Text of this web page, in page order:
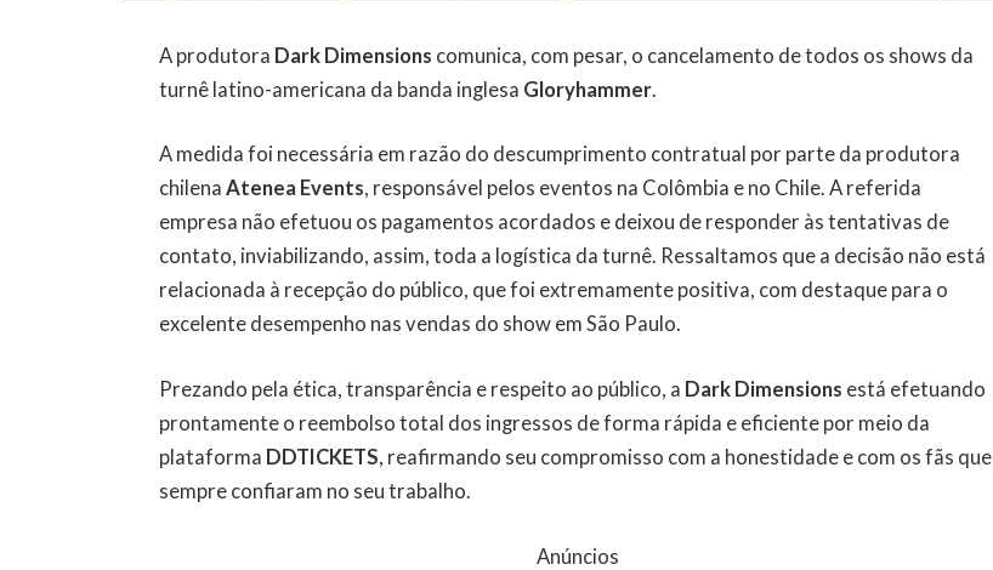
A produtora Dark Dimensions comunica, com pesar, o cancelamento de todos os shows da
turnê latino-americana da banda inglesa Gloryhammer.
A medida foi necessária em razão do descumprimento contratual por parte da produtora
chilenaAtenea Events, responsável pelos eventos na Colômbia e no Chile. A referida
empresa não efetuou os pagamentos acordados e deixou de responder às tentativas de
contato, inviabilizando, assim, toda a logística da turnê. Ressaltamos que a decisão não está
relacionada à recepção do público, que foi extremamente positiva, com destaque para o
excelente desempenho nas vendas do show em São Paulo.
Prezando pela ética, transparência e respeito ao público, a Dark Dimensions está efetuando
prontamente o reembolso total dos ingressos de forma rápida e eficiente por meio da
plataforma DDTICKETS, reafirmando seu compromisso com a honestidade e com os fãs que
sempre confiaram no seu trabalho.
Anúncios